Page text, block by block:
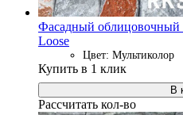
Фасадный облицовочный
Loose
Цвет: Мультиколор
Купить в 1 клик
В
Рассчитать кол-во